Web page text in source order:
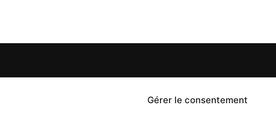
Gérer le consentement